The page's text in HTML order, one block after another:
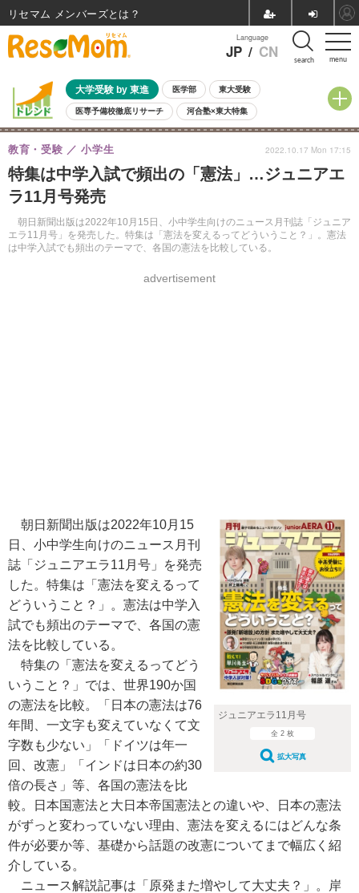
menu
Language
JP / CN search
大学受験 by 東進 医学部 東大受験
医専予備校徹底リサーチ 河合塾×東大特集
親子で考える大学選び 高校受験 中学受験 小学校受験
共通テスト 夏休み
8月開催イベント・WS 全国公立高校 過去問 人気記事
自由研究教材（小学生向け）
特集は中学入試で頻出の「憲法」…ジュニアエ
ラ11月号発売
朝日新聞出版は2022年10月15日、小中学生向けのニュース月刊誌「ジュニア
エラ11月号」を発売した。特集は「憲法を変えるってどういうこと？」。憲法
は中学入試でも頻出のテーマで、各国の憲法を比較している。
教育・受験 小学生
advertisement
2022.10.17 Mon 17:15
ジュニアエラ11月号
全 2 枚
拡大写真
朝日新聞出版は2022年10月15
日、小中学生向けのニュース月刊
誌「ジュニアエラ11月号」を発売
した。特集は「憲法を変えるって
どういうこと？」。憲法は中学入
試でも頻出のテーマで、各国の憲
法を比較している。
特集の「憲法を変えるってどう
いうこと？」では、世界190か国
の憲法を比較。「日本の憲法は76
年間、一文字も変えていなくて文
字数も少ない」「ドイツは年一
回、改憲」「インドは日本の約30
倍の長さ」等、各国の憲法を比
較。日本国憲法と大日本帝国憲法との違いや、日本の憲法
がずっと変わっていない理由、憲法を変えるにはどんな条
件が必要か等、基礎から話題の改憲についてまで幅広く紹
介している。
ニュース解説記事は「原発また増やして大丈夫？」。岸
リセマム メンバーズ